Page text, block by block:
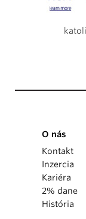
O nás
Kontakt
Inzercia
Kariéra
2% dane
História